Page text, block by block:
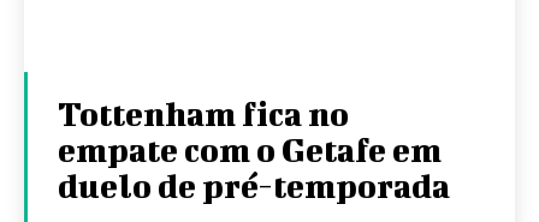
Tottenham fica no
empate com o Getafe em
duelo de pré-temporada